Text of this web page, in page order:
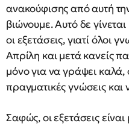
ανακούφισης από αυτή
βιώνουμε. Αυτό δε
οι εξετάσεις, γιατί όλοι
Απρίλη και μετά κανείς
μόνο για να γράψει καλά,
πραγματικές γνώσεις και
Σαφώς, οι εξετάσεις